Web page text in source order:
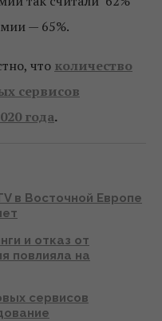
— 65%.
что количество
сервисов
года.
в Восточной Европе
и отказ от
повлияла на
сервисов